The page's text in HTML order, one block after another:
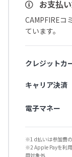
お支払
CAMPFIREコ
ています。
クレジットカ
キャリア決済
電子マネー
※1 d払いは参加費
※2 Apple Payを利
用対象外